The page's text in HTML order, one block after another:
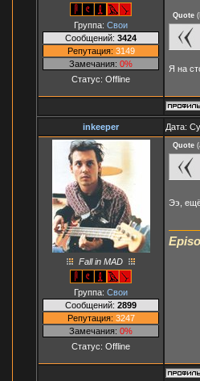
Группа: Свои
Сообщений: 3424
Репутация: 3149
Замечания: 0%
Статус: Offline
Quote (
Я на
inkeeper Дата:
Fall in MAD
Группа: Свои
Сообщений: 2899
Репутация: 3247
Замечания: 0%
Статус: Offline
Quote (
Ээ,